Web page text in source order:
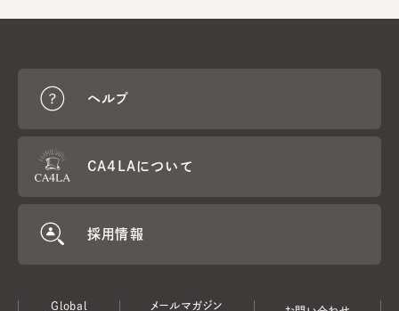
ヘルプ
CA4LAについて
採用情報
Global
メールマガジン